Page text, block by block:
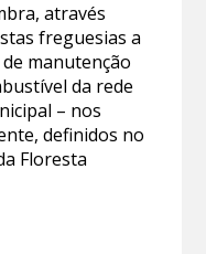
através
freguesias a
manutenção
da rede
– nos
definidos no
Floresta